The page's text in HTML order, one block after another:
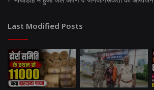
Last Modified Posts